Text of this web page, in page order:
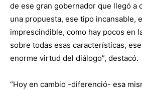
de ese gran gobernador que llegó a
una propuesta, ese tipo incansable,
imprescindible, como hay pocos en
sobre todas esas características,
enorme virtud del diálogo”, destacó.
“Hoy en cambio -diferenció- esa